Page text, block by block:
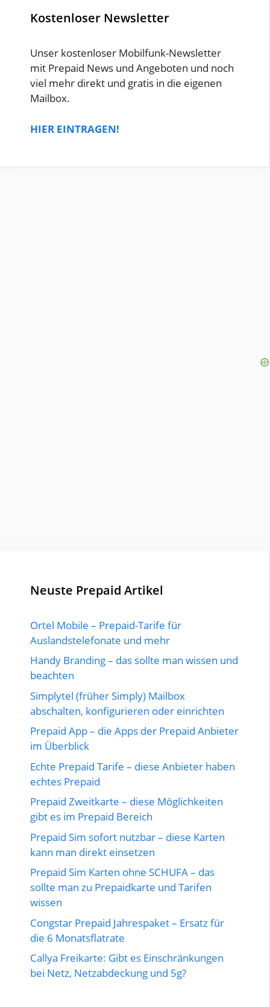
Kostenloser Newsletter
Unser kostenloser Mobilfunk-Newsletter
mit Prepaid News und Angeboten und noch
viel mehr direkt und gratis in die eigenen
Mailbox.
HIER EINTRAGEN!
Neuste Prepaid Artikel
Ortel Mobile – Prepaid-Tarife für
Auslandstelefonate und mehr
Handy Branding – das sollte man wissen und
beachten
Simplytel (früher Simply) Mailbox
abschalten, konfigurieren oder einrichten
Prepaid App – die Apps der Prepaid Anbieter
im Überblick
Echte Prepaid Tarife – diese Anbieter haben
echtes Prepaid
Prepaid Zweitkarte – diese Möglichkeiten
gibt es im Prepaid Bereich
Prepaid Sim sofort nutzbar – diese Karten
kann man direkt einsetzen
Prepaid Sim Karten ohne SCHUFA – das
sollte man zu Prepaidkarte und Tarifen
wissen
Congstar Prepaid Jahrespaket – Ersatz für
die 6 Monatsflatrate
Callya Freikarte: Gibt es Einschränkungen
bei Netz, Netzabdeckung und 5g?